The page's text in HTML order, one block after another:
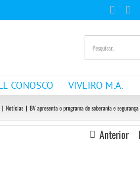
Buscar
resultados
para:
CONOSCO VIVEIRO M.A.
| Notícias | BV apresenta o programa de soberania e
Anterior